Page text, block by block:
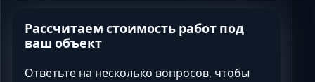
Рассчитаем стоимость работ под
ваш объект
Ответьте на несколько вопросов, чтобы